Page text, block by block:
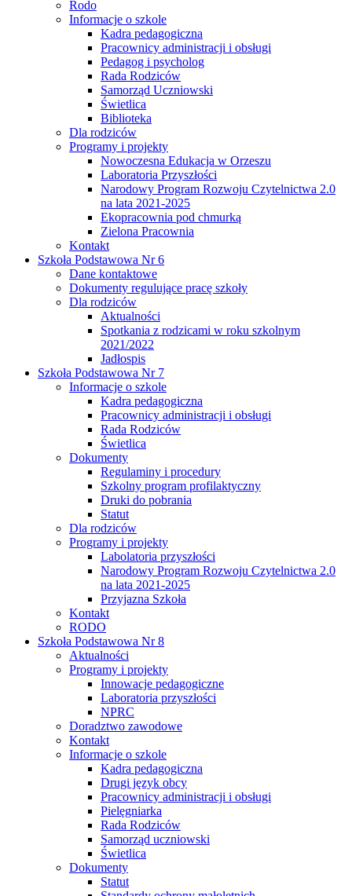
Rodo
Informacje o szkole
Kadra pedagogiczna
Pracownicy administracji i obsługi
Pedagog i psycholog
Rada Rodziców
Samorząd Uczniowski
Świetlica
Biblioteka
Dla rodziców
Programy i projekty
Nowoczesna Edukacja w Orzeszu
Laboratoria Przyszłości
Narodowy Program Rozwoju Czytelnictwa 2.0
na lata 2021-2025
Ekopracownia pod chmurką
Zielona Pracownia
Kontakt
Szkoła Podstawowa Nr 6
Dane kontaktowe
Dokumenty regulujące pracę szkoły
Dla rodziców
Aktualności
Spotkania z rodzicami w roku szkolnym
2021/2022
Jadłospis
Szkoła Podstawowa Nr 7
Informacje o szkole
Kadra pedagogiczna
Pracownicy administracji i obsługi
Rada Rodziców
Świetlica
Dokumenty
Regulaminy i procedury
Szkolny program profilaktyczny
Druki do pobrania
Statut
Dla rodziców
Programy i projekty
Labolatoria przyszłości
Narodowy Program Rozwoju Czytelnictwa 2.0
na lata 2021-2025
Przyjazna Szkoła
Kontakt
RODO
Szkoła Podstawowa Nr 8
Aktualności
Programy i projekty
Innowacje pedagogiczne
Laboratoria przyszłości
NPRC
Doradztwo zawodowe
Kontakt
Informacje o szkole
Kadra pedagogiczna
Drugi język obcy
Pracownicy administracji i obsługi
Pielęgniarka
Rada Rodziców
Samorząd uczniowski
Świetlica
Dokumenty
Statut